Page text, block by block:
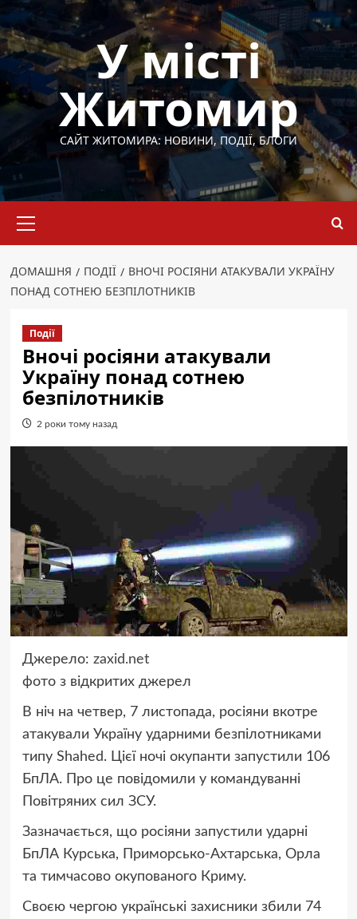
Перейти
до
вмісту
У місті
Житомир
САЙТ ЖИТОМИРА: НОВИНИ, ПОДІЇ, БЛОГИ
меню
ДОМАШНЯ ПОДІЇ
ВНОЧІ РОСІЯНИ АТАКУВАЛИ УКРАЇНУ
ПОНАД СОТНЕЮ БЕЗПІЛОТНИКІВ
Події
Вночі росіяни атакували
Україну понад сотнею
безпілотників
2 роки тому назад
Джерело: zaxid.net
фото з відкритих джерел
В ніч на четвер, 7 листопада, росіяни вкотре
атакували Україну ударними безпілотниками
типу Shahed. Цієї ночі окупанти запустили 106
БпЛА. Про це повідомили у командуванні
Повітряних сил ЗСУ.
Зазначається, що росіяни запустили ударні
БпЛА Курська, Приморсько-Ахтарська, Орла
та тимчасово окупованого Криму.
Своєю чергою українські захисники збили 74